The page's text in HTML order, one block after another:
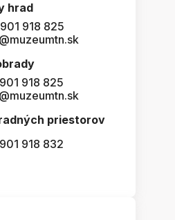
hrad
918 825
918 825
priestorov
918 832